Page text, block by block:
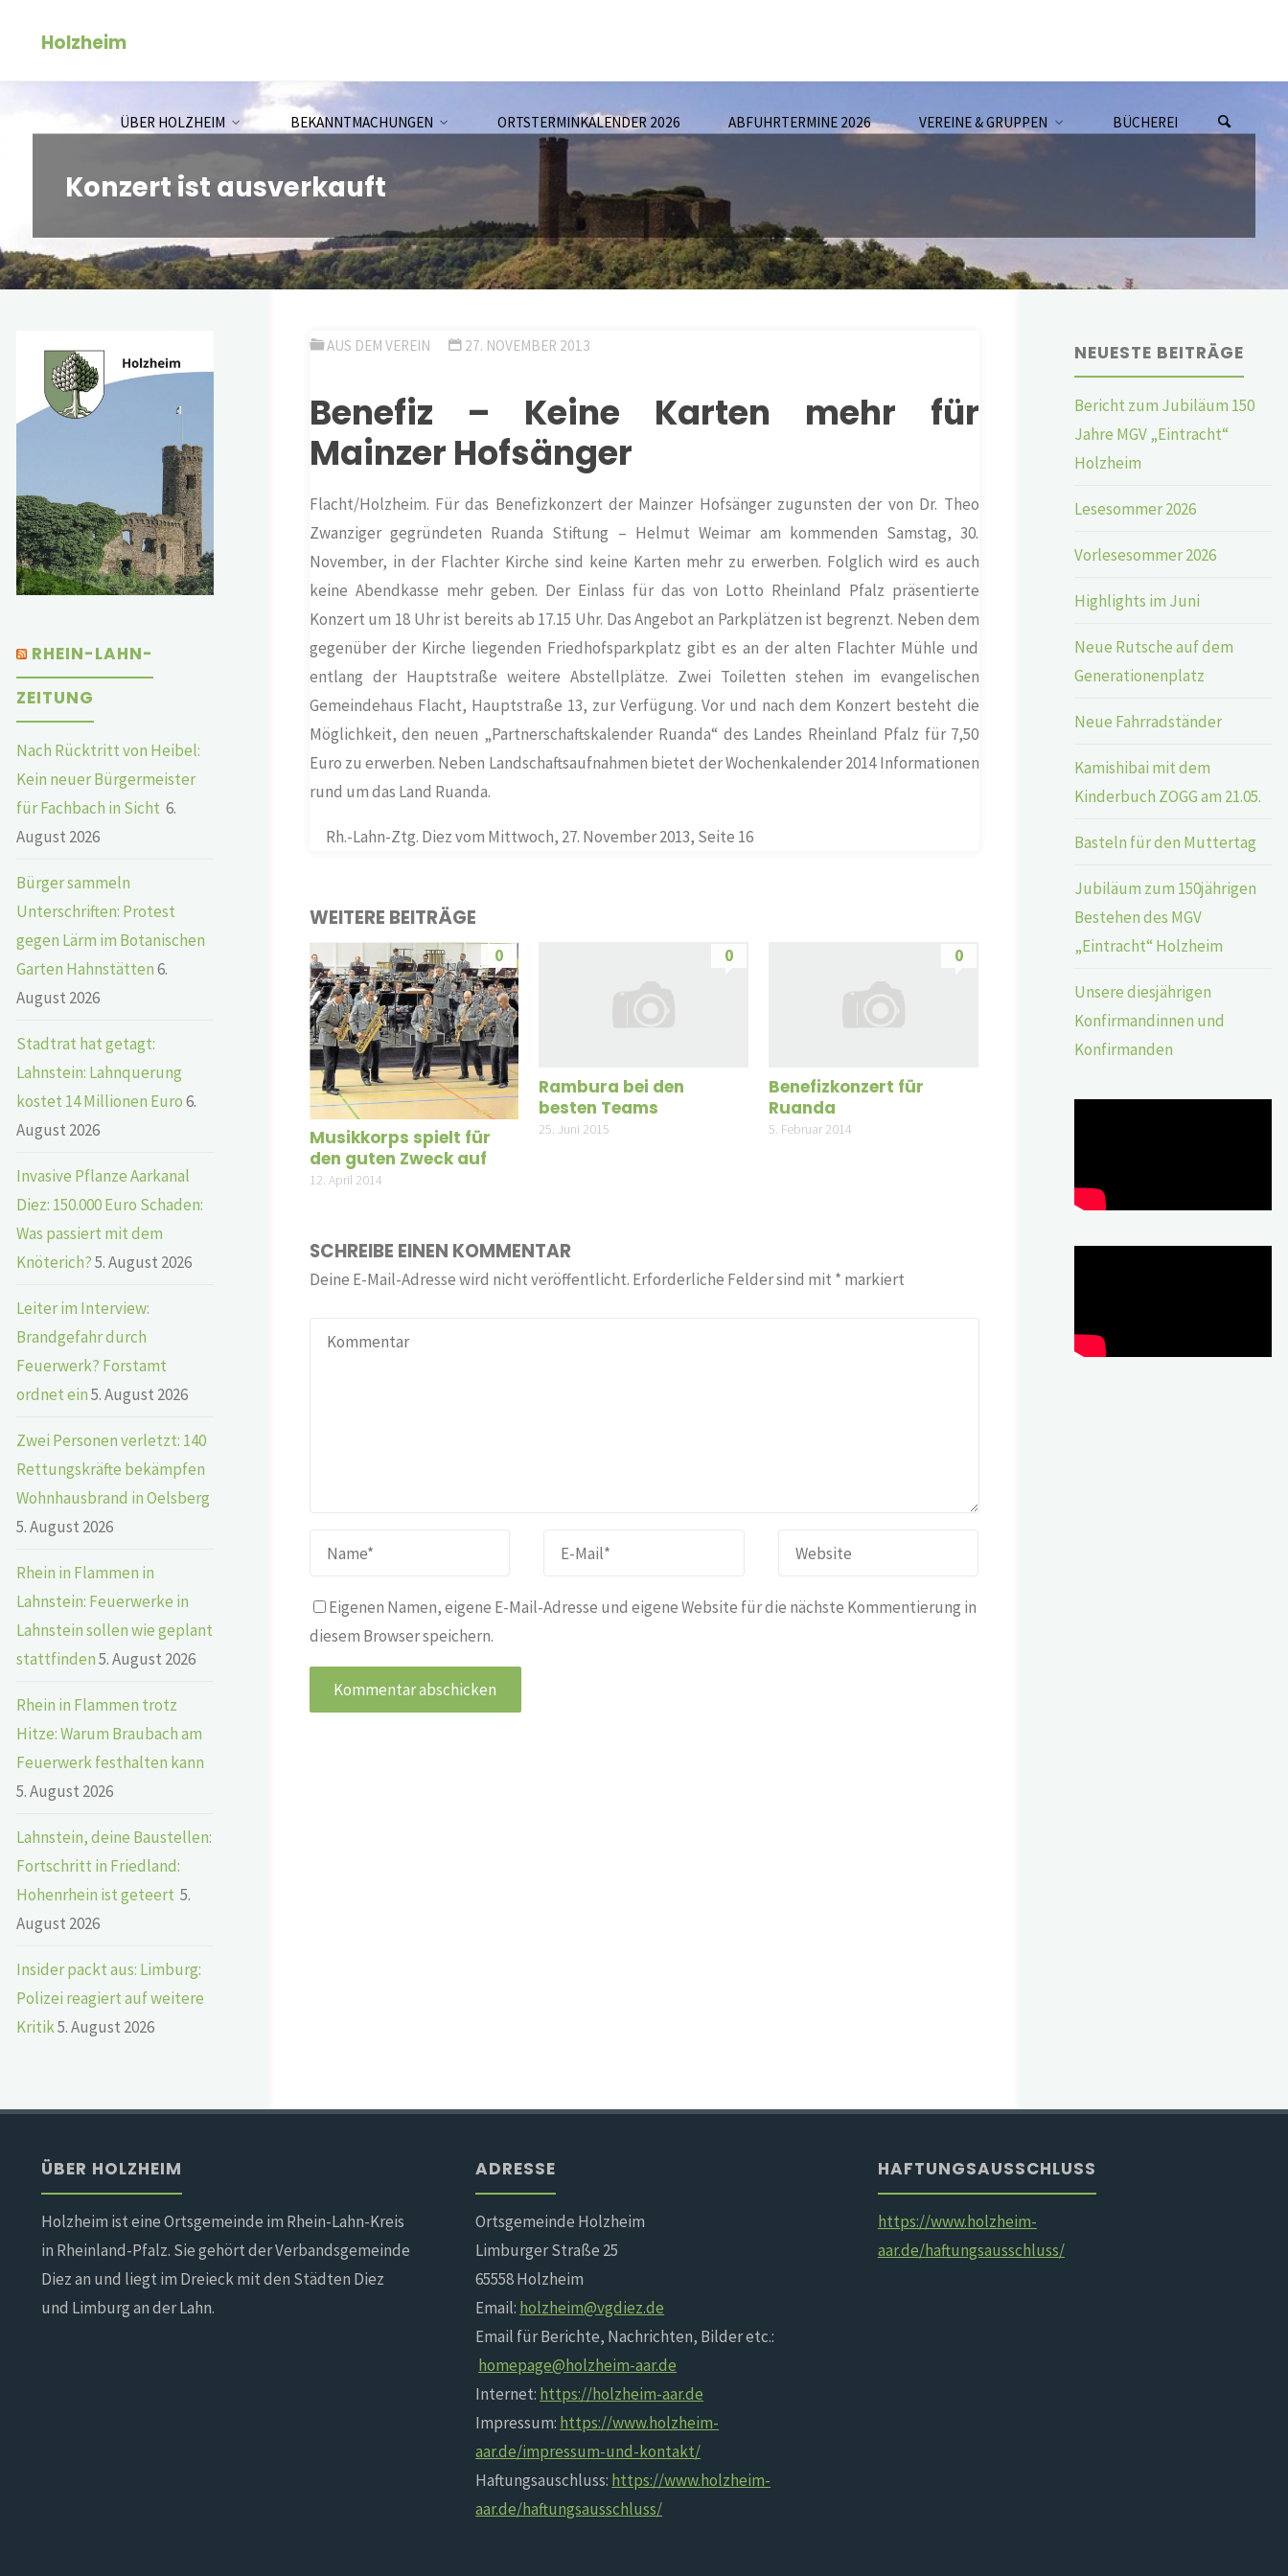
Holzheim
ÜBER HOLZHEIM BEKANNTMACHUNGEN ORTSTERMINKALENDER 2026 ABFUHRTERMINE 2026 VEREINE & GRUPPEN BÜCHEREI
Konzert ist ausverkauft
AUS DEM VEREIN 27. NOVEMBER 2013
Benefiz – Keine Karten mehr für
Mainzer Hofsänger
Flacht/Holzheim. Für das Benefizkonzert der Mainzer Hofsänger zugunsten der von Dr. Theo
Zwanziger gegründeten Ruanda Stiftung – Helmut Weimar am kommenden Samstag, 30.
November, in der Flachter Kirche sind keine Karten mehr zu erwerben. Folglich wird es auch
keine Abendkasse mehr geben. Der Einlass für das von Lotto Rheinland Pfalz präsentierte
Konzert um 18 Uhr ist bereits ab 17.15 Uhr. Das Angebot an Parkplätzen ist begrenzt. Neben dem
gegenüber der Kirche liegenden Friedhofsparkplatz gibt es an der alten Flachter Mühle und
entlang der Hauptstraße weitere Abstellplätze. Zwei Toiletten stehen im evangelischen
Gemeindehaus Flacht, Hauptstraße 13, zur Verfügung. Vor und nach dem Konzert besteht die
Möglichkeit, den neuen „Partnerschaftskalender Ruanda“ des Landes Rheinland Pfalz für 7,50
Euro zu erwerben. Neben Landschaftsaufnahmen bietet der Wochenkalender 2014 Informationen
rund um das Land Ruanda.
Rh.-Lahn-Ztg. Diez vom Mittwoch, 27. November 2013, Seite 16
WEITERE BEITRÄGE
0
Musikkorps spielt für
den guten Zweck auf
12. April 2014
0
Rambura bei den
besten Teams
25. Juni 2015
0
Benefizkonzert für
Ruanda
5. Februar 2014
SCHREIBE EINEN KOMMENTAR
Deine E-Mail-Adresse wird nicht veröffentlicht. Erforderliche Felder sind mit * markiert
Eigenen Namen, eigene E-Mail-Adresse und eigene Website für die nächste Kommentierung in
diesem Browser speichern.
RHEIN-LAHN-
ZEITUNG
Nach Rücktritt von Heibel:
Kein neuer Bürgermeister
für Fachbach in Sicht 6.
August 2026
Bürger sammeln
Unterschriften: Protest
gegen Lärm im Botanischen
Garten Hahnstätten6.
August 2026
Stadtrat hat getagt:
Lahnstein: Lahnquerung
kostet 14 Millionen Euro6.
August 2026
Invasive Pflanze Aarkanal
Diez: 150.000 Euro Schaden:
Was passiert mit dem
Knöterich?5. August 2026
Leiter im Interview:
Brandgefahr durch
Feuerwerk? Forstamt
ordnet ein5. August 2026
Zwei Personen verletzt: 140
Rettungskräfte bekämpfen
Wohnhausbrand in Oelsberg
5. August 2026
Rhein in Flammen in
Lahnstein: Feuerwerke in
Lahnstein sollen wie geplant
stattfinden5. August 2026
Rhein in Flammen trotz
Hitze: Warum Braubach am
Feuerwerk festhalten kann
5. August 2026
Lahnstein, deine Baustellen:
Fortschritt in Friedland:
Hohenrhein ist geteert 5.
August 2026
Insider packt aus: Limburg:
Polizei reagiert auf weitere
Kritik5. August 2026
NEUESTE BEITRÄGE
Bericht zum Jubiläum 150
Jahre MGV „Eintracht“
Holzheim
Lesesommer 2026
Vorlesesommer 2026
Highlights im Juni
Neue Rutsche auf dem
Generationenplatz
Neue Fahrradständer
Kamishibai mit dem
Kinderbuch ZOGG am 21.05.
Basteln für den Muttertag
Jubiläum zum 150jährigen
Bestehen des MGV
„Eintracht“ Holzheim
Unsere diesjährigen
Konfirmandinnen und
Konfirmanden
ÜBER HOLZHEIM
Holzheim ist eine Ortsgemeinde im Rhein-Lahn-Kreis
in Rheinland-Pfalz. Sie gehört der Verbandsgemeinde
Diez an und liegt im Dreieck mit den Städten Diez
und Limburg an der Lahn.
ADRESSE
Ortsgemeinde Holzheim
Limburger Straße 25
65558 Holzheim
Email: holzheim@vgdiez.de
Email für Berichte, Nachrichten, Bilder etc.:
homepage@holzheim-aar.de
Internet: https://holzheim-aar.de
Impressum: https://www.holzheim-
aar.de/impressum-und-kontakt/
Haftungsauschluss: https://www.holzheim-
aar.de/haftungsausschluss/
HAFTUNGSAUSSCHLUSS
https://www.holzheim-
aar.de/haftungsausschluss/